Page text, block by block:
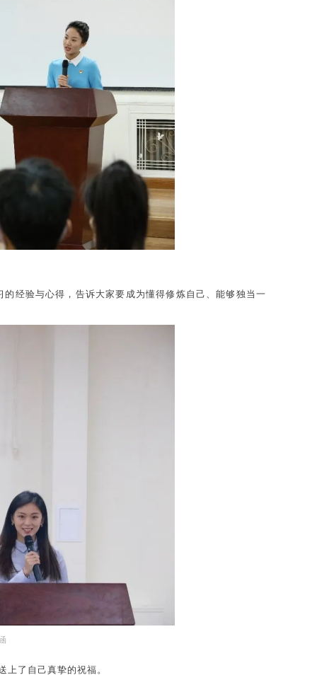
经验与心得，告诉大家要成为懂得修炼自己、能够独当一
了自己真挚的祝福。